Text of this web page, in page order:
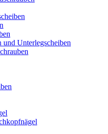
und Unterlegscheiben